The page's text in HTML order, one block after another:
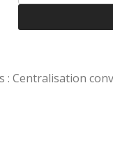
: Centralisation